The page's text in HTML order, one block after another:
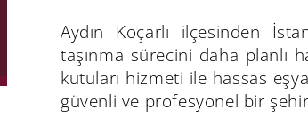
Aydın Koçarlı ilçesinden
taşınma sürecini daha planlı
kutuları hizmeti ile hassas
güvenli ve profesyonel bir